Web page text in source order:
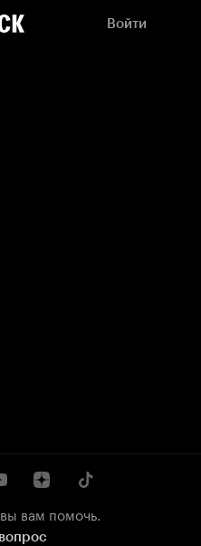
Войти
вам помочь.